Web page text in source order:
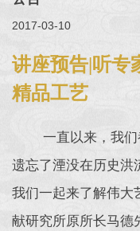
2017-03-10
讲座预告|听专
精品工艺
一直以来，我
遗忘了湮没在历史洪
我们一起来了解伟大
献研究所原所长马德